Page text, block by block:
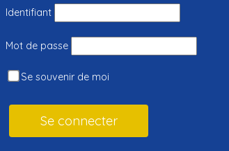
Identifiant
Mot de passe
Se souvenir de moi